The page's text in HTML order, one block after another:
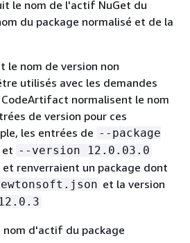
le nom de l'actif NuGet du
du package normalisé et de la
le nom de version non
utilisés avec les demandes
CodeArtifact normalisent le nom
de version pour ces
les entrées de --package
et --version 12.0.03.0
renverraient un package dont
et la version
12.0.3
nom d'actif du package